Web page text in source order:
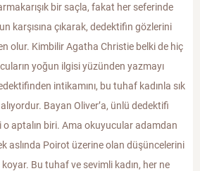
bir saçla, fakat her seferinde
karşısına çıkarak, dedektifin gözlerini
olur. Kimbilir Agatha Christie belki de hiç
yoğun ilgisi yüzünden yazmayı
intikamını, bu tuhaf kadınla sık
alıyordur. Bayan Oliver’a, ünlü dedektifi
o aptalın biri. Ama okuyucular adamdan
aslında Poirot üzerine olan düşüncelerini
koyar. Bu tuhaf ve sevimli kadın, her ne